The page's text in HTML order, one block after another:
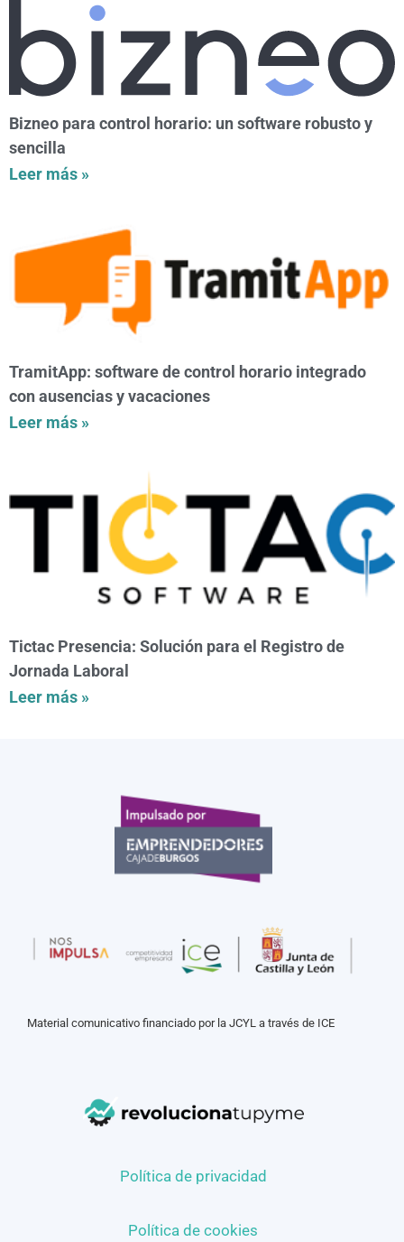
Bizneo para control horario: un software robusto y
sencilla
Leer más »
TramitApp: software de control horario integrado
con ausencias y vacaciones
Leer más »
Tictac Presencia: Solución para el Registro de
Jornada Laboral
Leer más »
Material comunicativo financiado por la JCYL a través de ICE
Política de privacidad
Política de cookies